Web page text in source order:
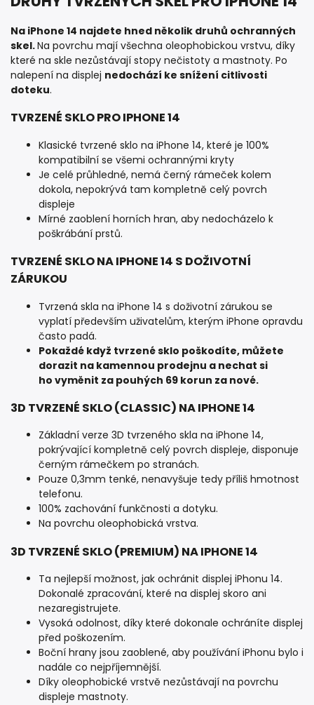
Na iPhone 14 najdete hned několik druhů ochranných
skel.Na povrchu mají všechna oleophobickou vrstvu, díky
které na skle nezůstávají stopy nečistoty a mastnoty. Po
nalepení na displej nedochází ke snížení citlivosti
doteku.
TVRZENÉ SKLO PRO IPHONE 14
Klasické tvrzené sklo na iPhone 14, které je 100%
kompatibilní se všemi ochrannými kryty
Je celé průhledné, nemá černý rámeček kolem
dokola, nepokrývá tam kompletně celý povrch
displeje
Mírné zaoblení horních hran, aby nedocházelo k
poškrábání prstů.
TVRZENÉ SKLO NA IPHONE 14 S DOŽIVOTNÍ
ZÁRUKOU
Tvrzená skla na iPhone 14 s doživotní zárukou se
vyplatí především uživatelům, kterým iPhone opravdu
často padá.
Pokaždé když tvrzené sklo poškodíte, můžete
dorazit na kamennou prodejnu a nechat si
ho vyměnit za pouhých 69 korun za nové.
3D TVRZENÉ SKLO (CLASSIC) NA IPHONE 14
Základní verze 3D tvrzeného skla na iPhone 14,
pokrývající kompletně celý povrch displeje, disponuje
černým rámečkem po stranách.
Pouze 0,3mm tenké, nenavyšuje tedy příliš hmotnost
telefonu.
100% zachování funkčnosti a dotyku.
Na povrchu oleophobická vrstva.
3D TVRZENÉ SKLO (PREMIUM) NA IPHONE 14
Ta nejlepší možnost, jak ochránit displej iPhonu 14.
Dokonalé zpracování, které na displej skoro ani
nezaregistrujete.
Vysoká odolnost, díky které dokonale ochráníte displej
před poškozením.
Boční hrany jsou zaoblené, aby používání iPhonu bylo i
nadále co nejpříjemnější.
Díky oleophobické vrstvě nezůstávají na povrchu
displeje mastnoty.